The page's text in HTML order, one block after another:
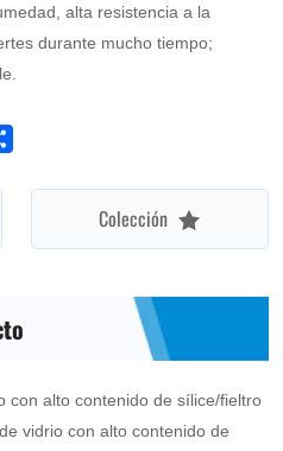
alta resistencia a la
durante mucho tiempo;
Colección
con alto contenido de sílice/fieltro
vidrio con alto contenido de